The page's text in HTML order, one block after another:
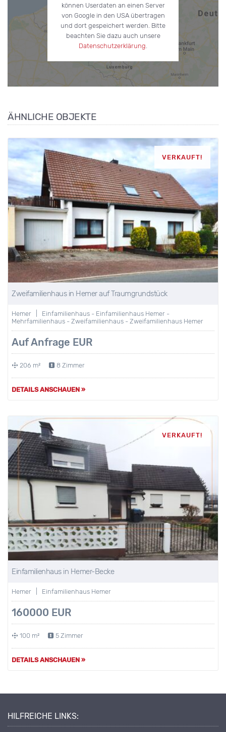
können Userdaten an einen Server
von Google in den USA übertragen
und dort gespeichert werden. Bitte
beachten Sie dazu auch unsere
Datenschutzerklärung.
ÄHNLICHE OBJEKTE
VERKAUFT!
Zweifamilienhaus in Hemer auf Traumgrundstück
Hemer | Einfamilienhaus - Einfamilienhaus Hemer -
Mehrfamilienhaus - Zweifamilienhaus - Zweifamilienhaus Hemer
Auf Anfrage EUR
206 m² 8 Zimmer
DETAILS ANSCHAUEN »
VERKAUFT!
Einfamilienhaus in Hemer-Becke
Hemer | Einfamilienhaus Hemer
160000 EUR
100 m² 5 Zimmer
DETAILS ANSCHAUEN »
HILFREICHE LINKS: